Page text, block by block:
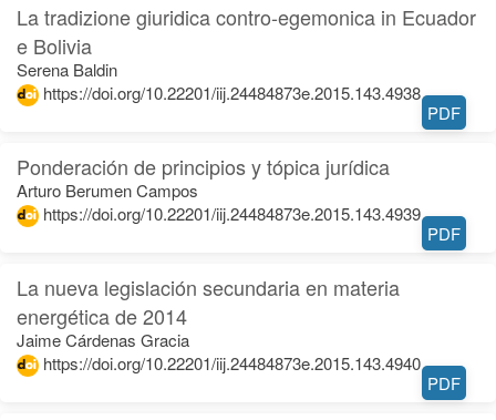
La tradizione giuridica contro-egemonica in Ecuador
e Bolivia
Serena Baldin
https://doi.org/10.22201/iij.24484873e.2015.143.4938
PDF
Ponderación de principios y tópica jurídica
Arturo Berumen Campos
https://doi.org/10.22201/iij.24484873e.2015.143.4939
PDF
La nueva legislación secundaria en materia
energética de 2014
Jaime Cárdenas Gracia
https://doi.org/10.22201/iij.24484873e.2015.143.4940
PDF